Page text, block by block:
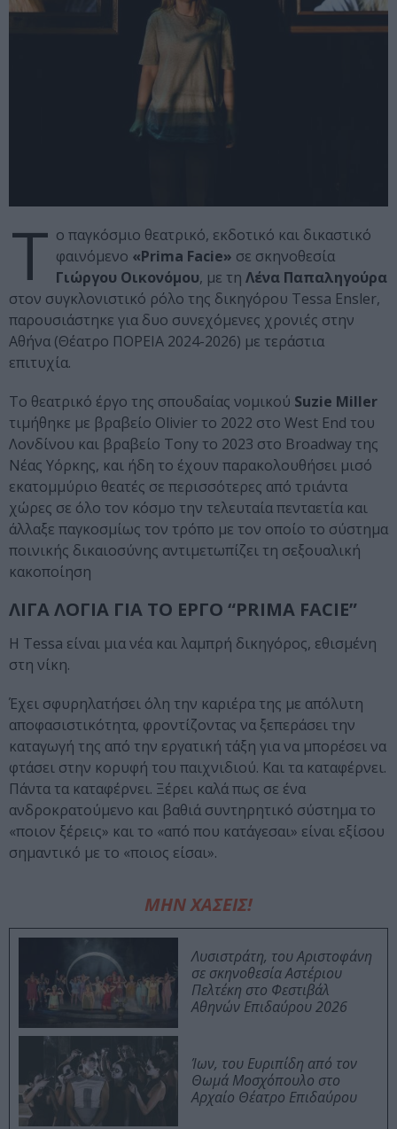
Τ ο παγκόσμιο θεατρικό, εκδοτικό και δικαστικό
φαινόμενο «Prima Facie» σε σκηνοθεσία
Γιώργου Οικονόμου, με τη Λένα Παπαληγούρα
στον συγκλονιστικό ρόλο της δικηγόρου Tessa Ensler,
παρουσιάστηκε για δυο συνεχόμενες χρονιές στην
Αθήνα (Θέατρο ΠΟΡΕΙΑ 2024-2026) με τεράστια
επιτυχία.
Το θεατρικό έργο της σπουδαίας νομικού Suzie Miller
τιμήθηκε με βραβείο Olivier το 2022 στο West End του
Λονδίνου και βραβείο Tony το 2023 στο Broadway της
Νέας Υόρκης, και ήδη το έχουν παρακολουθήσει μισό
εκατομμύριο θεατές σε περισσότερες από τριάντα
χώρες σε όλο τον κόσμο την τελευταία πενταετία και
άλλαξε παγκοσμίως τον τρόπο με τον οποίο το σύστημα
ποινικής δικαιοσύνης αντιμετωπίζει τη σεξουαλική
κακοποίηση
ΛΙΓΑ ΛΟΓΙΑ ΓΙΑ ΤΟ ΕΡΓΟ “PRIMA FACIE”
Η Tessa είναι μια νέα και λαμπρή δικηγόρος, εθισμένη
στη νίκη.
Έχει σφυρηλατήσει όλη την καριέρα της με απόλυτη
αποφασιστικότητα, φροντίζοντας να ξεπεράσει την
καταγωγή της από την εργατική τάξη για να μπορέσει να
φτάσει στην κορυφή του παιχνιδιού. Και τα καταφέρνει.
Πάντα τα καταφέρνει. Ξέρει καλά πως σε ένα
ανδροκρατούμενο και βαθιά συντηρητικό σύστημα το
«ποιον ξέρεις» και το «από που κατάγεσαι» είναι εξίσου
σημαντικό με το «ποιος είσαι».
ΜΗΝ ΧΑΣΕΙΣ!
Λυσιστράτη, του Αριστοφάνη
σε σκηνοθεσία Αστέριου
Πελτέκη στο Φεστιβάλ
Αθηνών Επιδαύρου 2026
Ίων, του Ευριπίδη από τον
Θωμά Μοσχόπουλο στο
Αρχαίο Θέατρο Επιδαύρου